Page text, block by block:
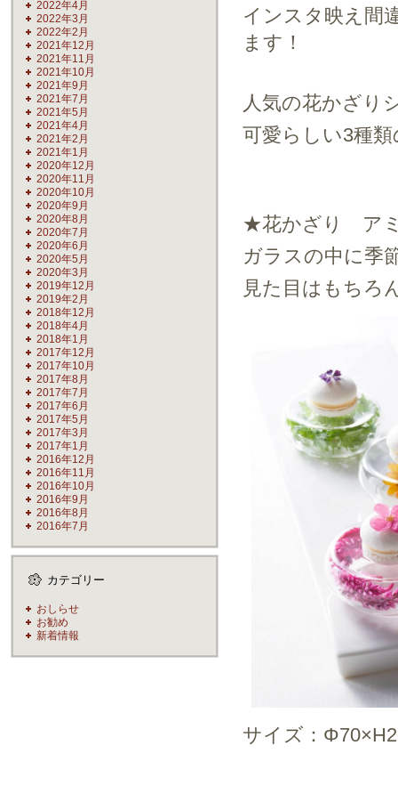
2022年4月
2022年3月
2022年2月
2021年12月
2021年11月
2021年10月
2021年9月
2021年7月
2021年5月
2021年4月
2021年2月
2021年1月
2020年12月
2020年11月
2020年10月
2020年9月
2020年8月
2020年7月
2020年6月
2020年5月
2020年3月
2019年12月
2019年2月
2018年12月
2018年4月
2018年1月
2017年12月
2017年10月
2017年8月
2017年7月
2017年6月
2017年5月
2017年3月
2017年1月
2016年12月
2016年11月
2016年10月
2016年9月
2016年8月
2016年7月
カテゴリー
おしらせ
お勧め
新着情報
インスタ映え間
ます！
人気の花かざり
可愛らしい3種
★花かざり ア
ガラスの中に季
見た目はもちろ
サイズ：